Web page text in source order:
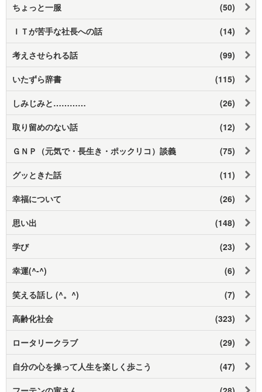
ちょっと一服 (50)
ＩＴが苦手な社長への話 (14)
考えさせられる話 (99)
いたずら辞書 (115)
しみじみと………… (26)
取り留めのない話 (12)
ＧＮＰ（元気で・長生き・ポックリコ）談義 (75)
グッときた話 (11)
幸福について (26)
思い出 (148)
学び (23)
幸運(^-^) (6)
笑える話し (^。^) (7)
高齢化社会 (323)
ロータリークラブ (29)
自分の心を操って人生を楽しく歩こう (47)